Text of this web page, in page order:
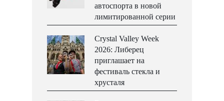
автоспорта в новой
лимитированной серии
Crystal Valley Week
2026: Либерец
приглашает на
фестиваль стекла и
хрусталя